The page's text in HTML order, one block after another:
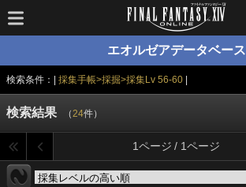
エオルゼアデータベース
検索条件：| 採集手帳>採掘>採集Lv 56-60|
検索結果 （24件）
1ページ / 1ページ